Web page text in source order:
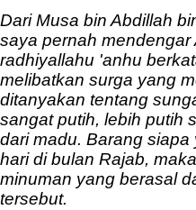
Dari Musa bin Abdillah
saya pernah mendengar
radhiyallahu 'anhu
melibatkan surga yang
ditanyakan tentang
sangat putih, lebih putih
dari madu. Barang siapa
hari di bulan Rajab,
minuman yang berasal
tersebut.